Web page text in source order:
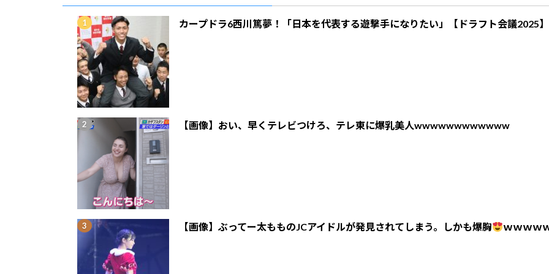
カープドラ6西川篤夢！「日本を代表する遊撃手になりたい」【ドラフト会議2025】
【画像】おい、早くテレビつけろ、テレ東に爆乳美人wwwwwwwwwwww
【画像】ぶってー太もものJCアイドルが発見されてしまう。しかも爆胸 ｗｗｗｗ